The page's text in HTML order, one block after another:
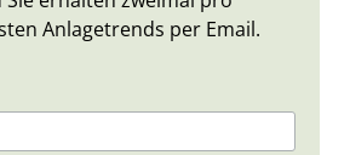
Anlagetrends per Email.